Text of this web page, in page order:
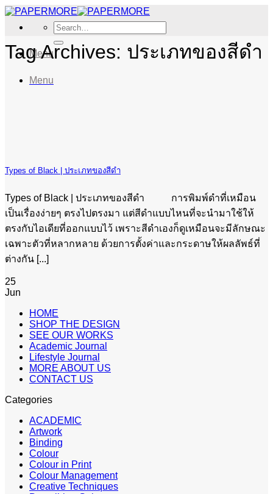
Skip
content
Search
for:
Menu
Menu
Tag Archives: ประเภทของสีดำ
Types of Black | ประเภทของสีดำ
Types of Black | ประเภทของสีดำ การพิมพ์ดำที่เหมือน
เป็นเรื่องง่ายๆ ตรงไปตรงมา แต่สีดำแบบไหนที่จะนำมาใช้ให้
ตรงกับไอเดียที่ออกแบบไว้ เพราะสีดำเองก็ดูเหมือนจะมีลักษณะ
เฉพาะตัวที่หลากหลาย ด้วยการตั้งค่าและกระดาษให้ผลลัพธ์ที่
ต่างกัน [...]
25
Jun
HOME
SHOP THE DESIGN
SEE OUR WORKS
Academic Journal
Lifestyle Journal
MORE ABOUT US
CONTACT US
Categories
ACADEMIC
Artwork
Binding
Colour
Colour in Print
Colour Management
Creative Techniques